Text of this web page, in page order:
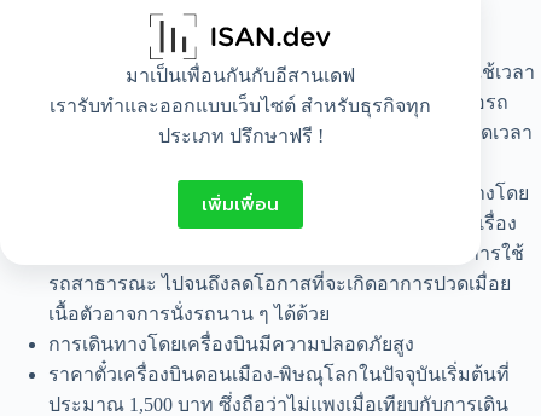
มาเป็นเพื่อนกันกับอีสานเดฟ
เรารับทำและออกแบบเว็บไซต์ สำหรับธุรกิจทุก
ประเภท ปรึกษาฟรี !
เพิ่มเพื่อน
ข้อดีของการใช้บริการเที่ยวบินดอนเมือง-พิษณุโลก
การเดินทางโดยเครื่องบินจากดอนเมืองไปพิษณุโลกใช้เวลา
ประมาณ 55 นาที เร็วกว่าการเดินทางโดยรถยนต์หรือรถ
โดยสารสาธารณะประมาณ 4-5 ชั่วโมง ทำให้ประหยัดเวลา
การเดินทางโดยเครื่องบินสะดวกสบายกว่าการเดินทางโดย
รถยนต์หรือรถโดยสารสาธารณะ เพราะไม่ต้องกังวลเรื่อง
สภาพการจราจรที่อาจติดขัด หรือความปลอดภัยในการใช้
รถสาธารณะ ไปจนถึงลดโอกาสที่จะเกิดอาการปวดเมื่อย
เนื้อตัวอาจการนั่งรถนาน ๆ ได้ด้วย
การเดินทางโดยเครื่องบินมีความปลอดภัยสูง
ราคาตั๋วเครื่องบินดอนเมือง-พิษณุโลกในปัจจุบันเริ่มต้นที่
ประมาณ 1,500 บาท ซึ่งถือว่าไม่แพงเมื่อเทียบกับการเดิน